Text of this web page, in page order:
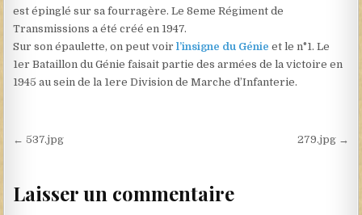
est épinglé sur sa fourragère. Le 8eme Régiment de
Transmissions a été créé en 1947.
Sur son épaulette, on peut voirl’insigne du Génie et le n°1. Le
1er Bataillon du Génie faisait partie des armées de la victoire en
1945 au sein de la 1ere Division de Marche d’Infanterie.
Navigation de l’article
← 537.jpg 279.jpg →
Laisser un commentaire